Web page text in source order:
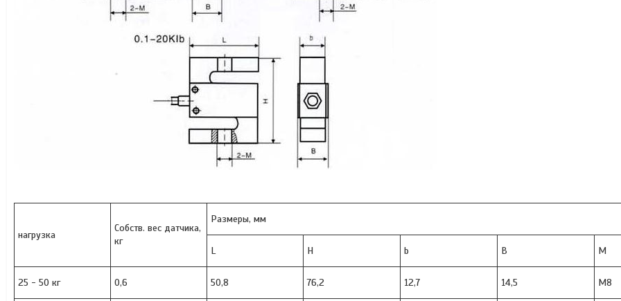
нагрузка
Собств. вес датчика,
кг
Размеры, мм
L H b B M
25 - 50 кг 0,6 50,8 76,2 12,7 14,5 M8